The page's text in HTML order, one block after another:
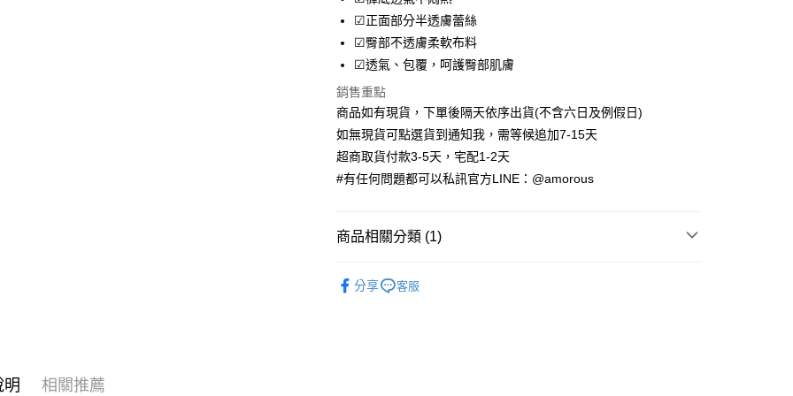
Apple Pay
街口支付
ATM付款
運送方式
全家取貨付款
每筆NT$70，滿NT$699(含以上)免運費
每筆NT$70，滿NT$699(含以上)免運費
每筆NT$70，滿NT$699(含以上)免運費
☑正面部分半透膚蕾絲
☑臀部不透膚柔軟布料
☑透氣、包覆，呵護臀部肌膚
銷售重點
商品如有現貨，下單後隔天依序出貨(不含六日及例假日)
如無現貨可點選貨到通知我，需等候追加7-15天
超商取貨付款3-5天，宅配1-2天
#有任何問題都可以私訊官方LINE：@amorous
商品相關分類 (1)
分享
客服
明 相關推薦